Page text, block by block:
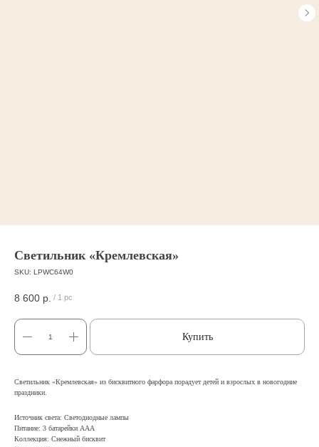
Светильник «Кремлевская»
SKU: LPWC64W0
8 600 р. / 1 pc
Купить
Светильник «Кремлевская» из бисквитного фарфора порадует детей и взрослых в новогодние
праздники.
Источник света: Светодиодные лампы
Питание: 3 батарейки AAA
Коллекция: Снежный бисквит